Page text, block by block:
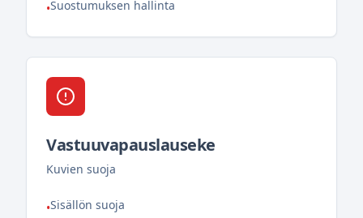
•Suostumuksen hallinta
Vastuuvapauslauseke
Kuvien suoja
•Sisällön suoja